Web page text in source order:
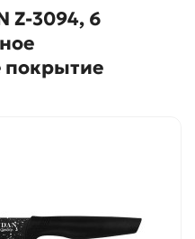
Z-3094, 6
покрытие